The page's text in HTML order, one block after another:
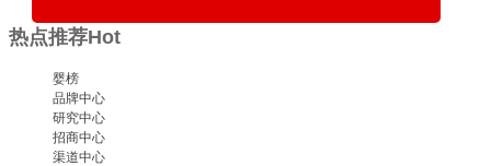
热点推荐Hot
婴榜
品牌中心
研究中心
招商中心
渠道中心